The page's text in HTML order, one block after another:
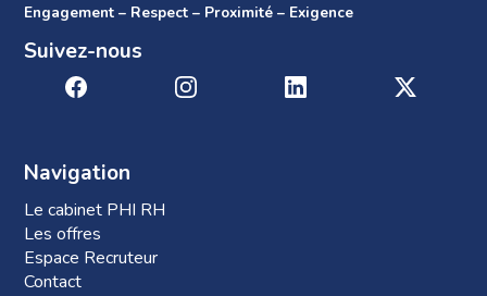
Engagement – Respect – Proximité – Exigence
Suivez-nous
Navigation
Le cabinet PHI RH
Les offres
Espace Recruteur
Contact